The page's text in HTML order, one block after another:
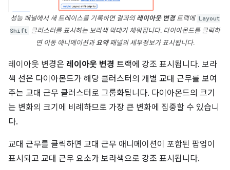
성능 패널에서 새 트레이스를 기록하면 결과의레이아웃 변경트랙에 Layout
Shift 클러스터를 표시하는 보라색 막대가 채워집니다. 다이아몬드를 클릭하
면 이동 애니메이션과요약패널의 세부정보가 표시됩니다.
레이아웃 변경은 레이아웃 변경 트랙에 강조 표시됩니다. 보라
색 선은 다이아몬드가 해당 클러스터의 개별 교대 근무를 보여
주는 교대 근무 클러스터로 그룹화됩니다. 다이아몬드의 크기
는 변화의 크기에 비례하므로 가장 큰 변화에 집중할 수 있습니
다.
교대 근무를 클릭하면 교대 근무 애니메이션이 포함된 팝업이
표시되고 교대 근무 요소가 보라색으로 강조 표시됩니다.